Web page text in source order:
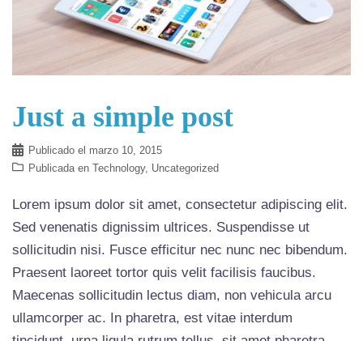
Just a simple post
Publicado el marzo 10, 2015
Publicada en Technology, Uncategorized
Lorem ipsum dolor sit amet, consectetur adipiscing elit.
Sed venenatis dignissim ultrices. Suspendisse ut
sollicitudin nisi. Fusce efficitur nec nunc nec bibendum.
Praesent laoreet tortor quis velit facilisis faucibus.
Maecenas sollicitudin lectus diam, non vehicula arcu
ullamcorper ac. In pharetra, est vitae interdum